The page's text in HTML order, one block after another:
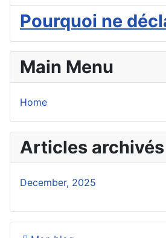
Pourquoi ne
Main Menu
Home
Articles archivés
December, 2025